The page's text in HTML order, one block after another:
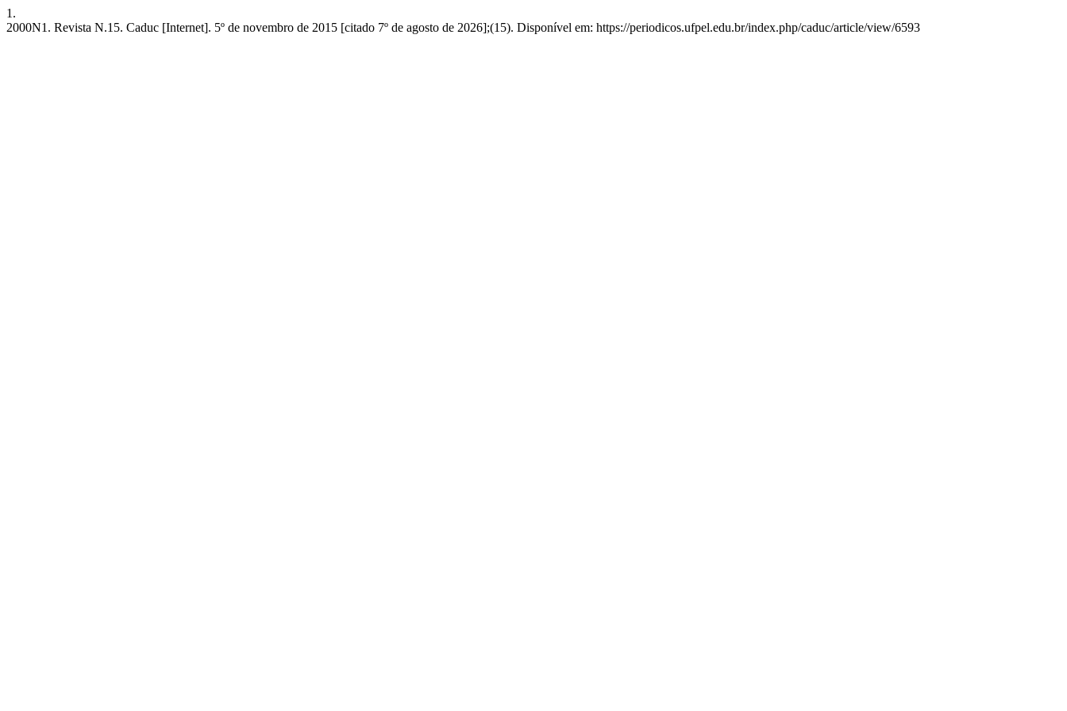
1.
2000N1. Revista N.15. Caduc [Internet]. 5º de novembro de 2015 [citado 7º de agosto de 2026];(15). Disponível em: https://periodicos.ufpel.edu.br/index.php/caduc/article/view/6593